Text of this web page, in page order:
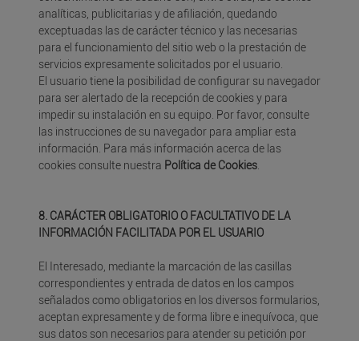
analíticas, publicitarias y de afiliación, quedando
exceptuadas las de carácter técnico y las necesarias
para el funcionamiento del sitio web o la prestación de
servicios expresamente solicitados por el usuario.
El usuario tiene la posibilidad de configurar su navegador
para ser alertado de la recepción de cookies y para
impedir su instalación en su equipo. Por favor, consulte
las instrucciones de su navegador para ampliar esta
información. Para más información acerca de las
cookies consulte nuestra Política de Cookies.
8. CARÁCTER OBLIGATORIO O FACULTATIVO DE LA
INFORMACIÓN FACILITADA POR EL USUARIO
El Interesado, mediante la marcación de las casillas
correspondientes y entrada de datos en los campos
señalados como obligatorios en los diversos formularios,
aceptan expresamente y de forma libre e inequívoca, que
sus datos son necesarios para atender su petición por